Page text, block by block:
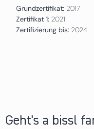
Grundzertifikat: 2017
Zertifikat 1: 2021
Zertifizierung bis: 2024
Geht's a bissl